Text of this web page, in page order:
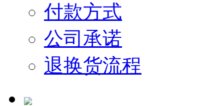
付款方式
公司承诺
退换货流程